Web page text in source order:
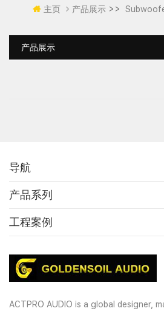
主页 产品展示>>
产品展示
导航
产品系列
工程案例
ACTPRO AUDIO is a global designer,